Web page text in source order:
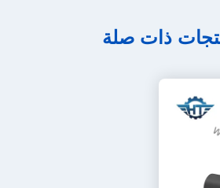
ذات صلة